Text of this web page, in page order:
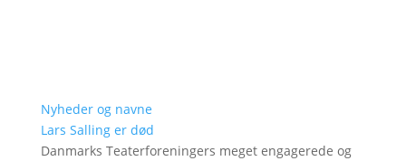
Nyheder og navne
Lars Salling er død
Danmarks Teaterforeningers meget engagerede og